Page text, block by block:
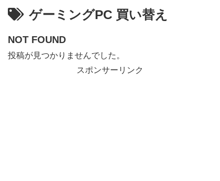
ゲーミングPC 買い替え
NOT FOUND
投稿が見つかりませんでした。
スポンサーリンク